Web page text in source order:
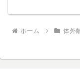
ホーム 体外